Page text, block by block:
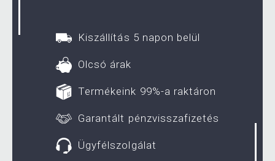
Kiszállítás 5 napon belül
Olcsó árak
Termékeink 99%-a raktáron
Garantált pénzvisszafizetés
Ügyfélszolgálat